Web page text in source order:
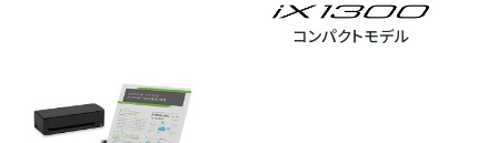
コンパクトモデル